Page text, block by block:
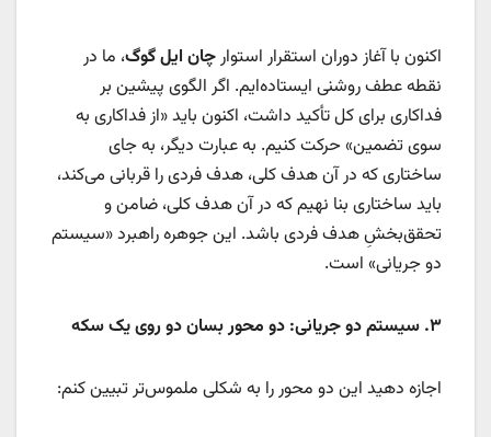
اکنون با آغاز دوران استقرار استوارچان ایل گوگ، ما در
نقطه عطف روشنی ایستاده‌ایم. اگر الگوی پیشین بر
فداکاری برای کل تأکید داشت، اکنون باید «از فداکاری به
سوی تضمین» حرکت کنیم. به عبارت دیگر، به جای
ساختاری که در آن هدف کلی، هدف فردی را قربانی می‌کند،
باید ساختاری بنا نهیم که در آن هدف کلی، ضامن و
تحقق‌بخشِ هدف فردی باشد. این جوهره راهبرد «سیستم
دو جریانی» است.
۳. سیستم دو جریانی: دو محور بسان دو روی یک سکه
اجازه دهید این دو محور را به شکلی ملموس‌تر تبیین کنم: